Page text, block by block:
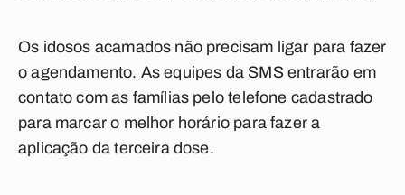
Os idosos acamados não precisam ligar para fazer
o agendamento. As equipes da SMS entrarão em
contato com as famílias pelo telefone cadastrado
para marcar o melhor horário para fazer a
aplicação da terceira dose.